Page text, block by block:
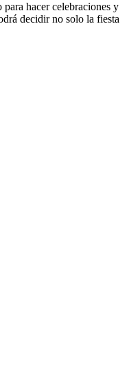
hacer celebraciones y
decidir no solo la fiesta